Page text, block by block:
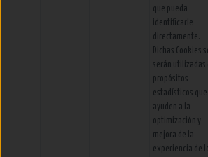
que pueda
identificarle
directamente.
Dichas Cookies
serán utilizadas
propósitos
estadísticos que
ayuden a la
optimización y
mejora de la
experiencia de